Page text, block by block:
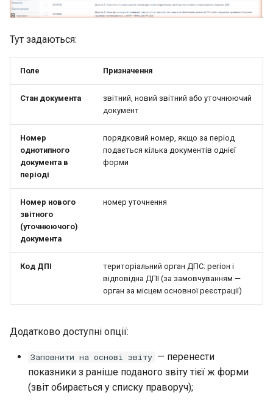
Тут задаються:
Поле Призначення
Стан документа
звітний, новий звітний або уточнюючий
документ
Номер
однотипного
документа в
періоді
порядковий номер, якщо за період
подається кілька документів однієї
форми
Номер нового
звітного
(уточнюючого)
документа
номер уточнення
Код ДПІ
територіальний орган ДПС: регіон і
відповідна ДПІ (за замовчуванням —
орган за місцем основної реєстрації)
Додатково доступні опції:
Заповнити на основі звіту — перенести
показники з раніше поданого звіту тієї ж форми
(звіт обирається у списку праворуч);